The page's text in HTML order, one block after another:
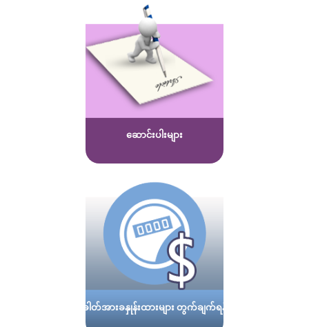
ဆောင်းပါးများ
ဓါတ်အားခနှုန်းထားများ တွက်ချက်ရန်